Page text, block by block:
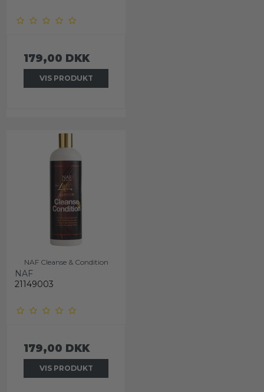
179,00 DKK
VIS PRODUKT
NAF Cleanse & Condition
NAF
21149003
179,00 DKK
VIS PRODUKT